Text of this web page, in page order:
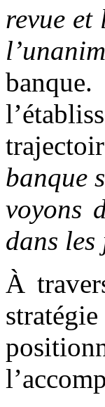
revue et
banque
voyons
dans
À